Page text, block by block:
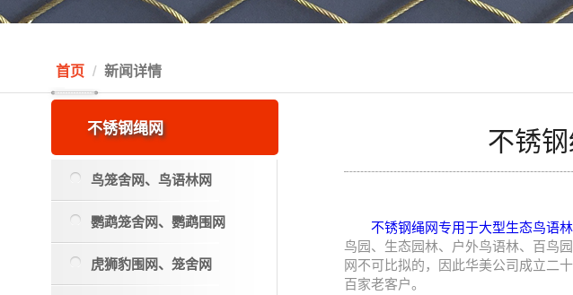
首页 新闻详情
不锈钢绳网
鸟笼舍网、鸟语林网
鹦鹉笼舍网、鹦鹉围网
虎狮豹围网、笼舍网
不锈
不锈钢绳网专用于大型生态鸟语
鸟园、生态园林、户外鸟语林、百鸟
网不可比拟的，因此华美公司成立二
百家老客户。